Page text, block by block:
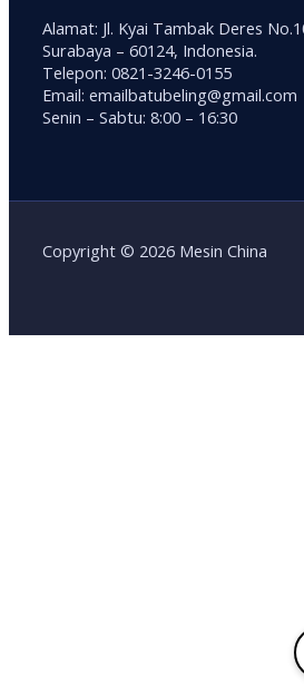
Alamat: Jl. Kyai Tambak Deres
Surabaya – 60124, Indonesia.
Telepon: 0821-3246-0155
Email: emailbatubeling@gmail.com
Senin – Sabtu: 8:00 – 16:30
Copyright © 2026 Mesin China